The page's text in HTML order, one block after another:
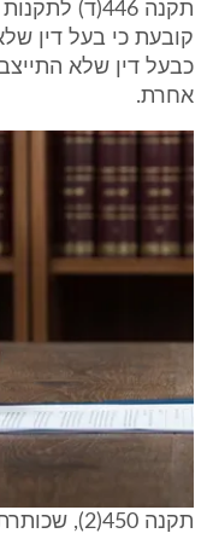
קובעת כי בעל דין
כבעל דין שלא
אחרת.
תקנה